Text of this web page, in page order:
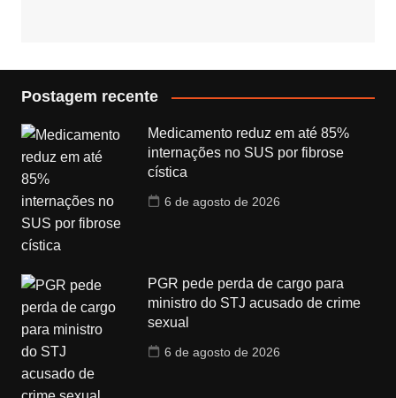
Postagem recente
Medicamento reduz em até 85%
internações no SUS por fibrose
cística
6 de agosto de 2026
PGR pede perda de cargo para
ministro do STJ acusado de crime
sexual
6 de agosto de 2026